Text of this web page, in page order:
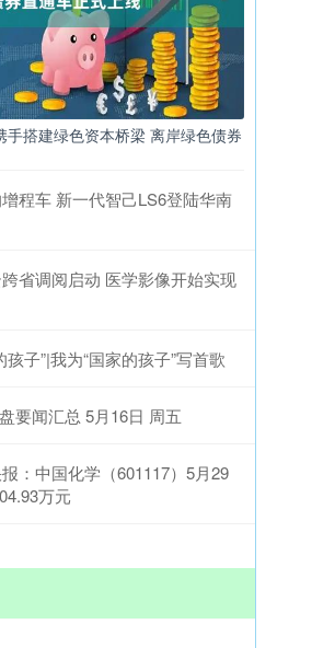
搭建绿色资本桥梁 离岸绿色债券
程车 新一代智己LS6登陆华南
省调阅启动 医学影像开始实现
子”|我为“国家的孩子”写首歌
要闻汇总 5月16日 周五
：中国化学（601117）5月29
万元